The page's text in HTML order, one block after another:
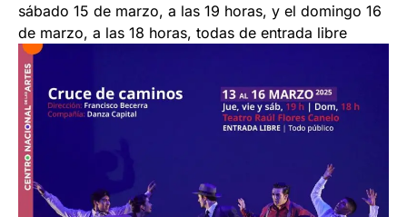
sábado 15 de marzo, a las 19 horas, y el domingo 16
de marzo, a las 18 horas, todas de entrada libre